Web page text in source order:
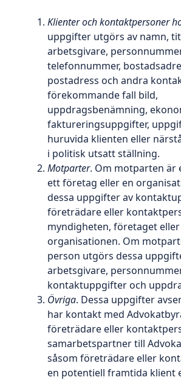
Klienter och kontaktpersoner
uppgifter utgörs av namn,
arbetsgivare,
telefonnummer,
postadress och andra
förekommande fall bild,
uppdragsbenämning,
faktureringsuppgifter,
huruvida klienten eller
i politisk utsatt ställning.
Motparter. Om motparten är
ett företag eller en
dessa uppgifter av
företrädare eller
myndigheten, företaget eller
organisationen. Om
person utgörs dessa
arbetsgivare,
kontaktuppgifter och
Övriga. Dessa uppgifter
har kontakt med
företrädare eller
samarbetspartner till
såsom företrädare eller
en potentiell framtida klient